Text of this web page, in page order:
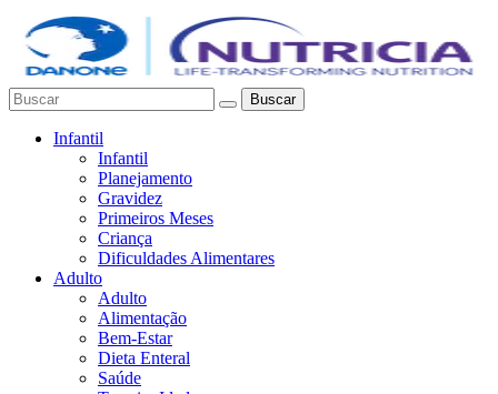
Buscar
Infantil
Infantil
Planejamento
Gravidez
Primeiros Meses
Criança
Dificuldades Alimentares
Adulto
Adulto
Alimentação
Bem-Estar
Dieta Enteral
Saúde